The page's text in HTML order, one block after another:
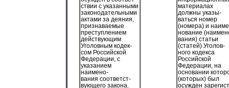
ствии с указанными
законодательными
актами за деяния,
признаваемые
преступлением
действующим
Уголовным кодек-
сом Российской
Федерации, с
указанием
наимено-
вания соответст-
вующего закона.
материалах
должны указы-
ваться номер
(номера) и
нование
вания) статьи
(статей) Уголов-
ного кодекса
Российской
Федерации, на
основании
(которых) был
осужден